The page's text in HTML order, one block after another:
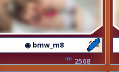
◉ bmw_m8
2568